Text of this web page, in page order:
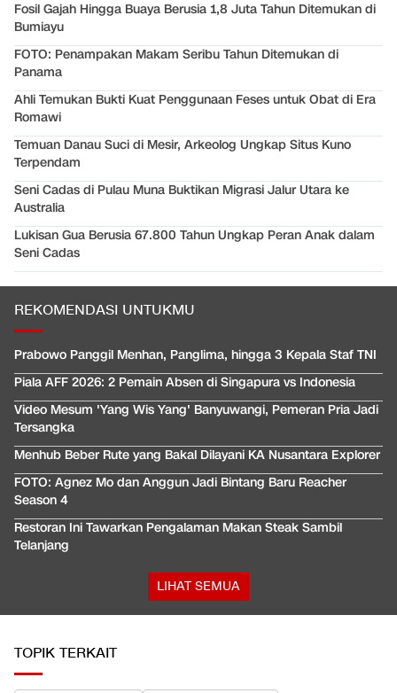
Fosil Gajah Hingga Buaya Berusia 1,8 Juta Tahun Ditemukan di
Bumiayu
FOTO: Penampakan Makam Seribu Tahun Ditemukan di
Panama
Ahli Temukan Bukti Kuat Penggunaan Feses untuk Obat di Era
Romawi
Temuan Danau Suci di Mesir, Arkeolog Ungkap Situs Kuno
Terpendam
Seni Cadas di Pulau Muna Buktikan Migrasi Jalur Utara ke
Australia
Lukisan Gua Berusia 67.800 Tahun Ungkap Peran Anak dalam
Seni Cadas
REKOMENDASI UNTUKMU
Prabowo Panggil Menhan, Panglima, hingga 3 Kepala Staf TNI
Piala AFF 2026: 2 Pemain Absen di Singapura vs Indonesia
Video Mesum 'Yang Wis Yang' Banyuwangi, Pemeran Pria Jadi
Tersangka
Menhub Beber Rute yang Bakal Dilayani KA Nusantara Explorer
FOTO: Agnez Mo dan Anggun Jadi Bintang Baru Reacher
Season 4
Restoran Ini Tawarkan Pengalaman Makan Steak Sambil
Telanjang
LIHAT SEMUA
TOPIK TERKAIT